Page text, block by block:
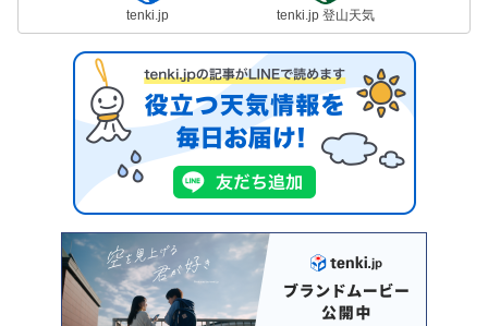
tenki.jp tenki.jp 登山天気